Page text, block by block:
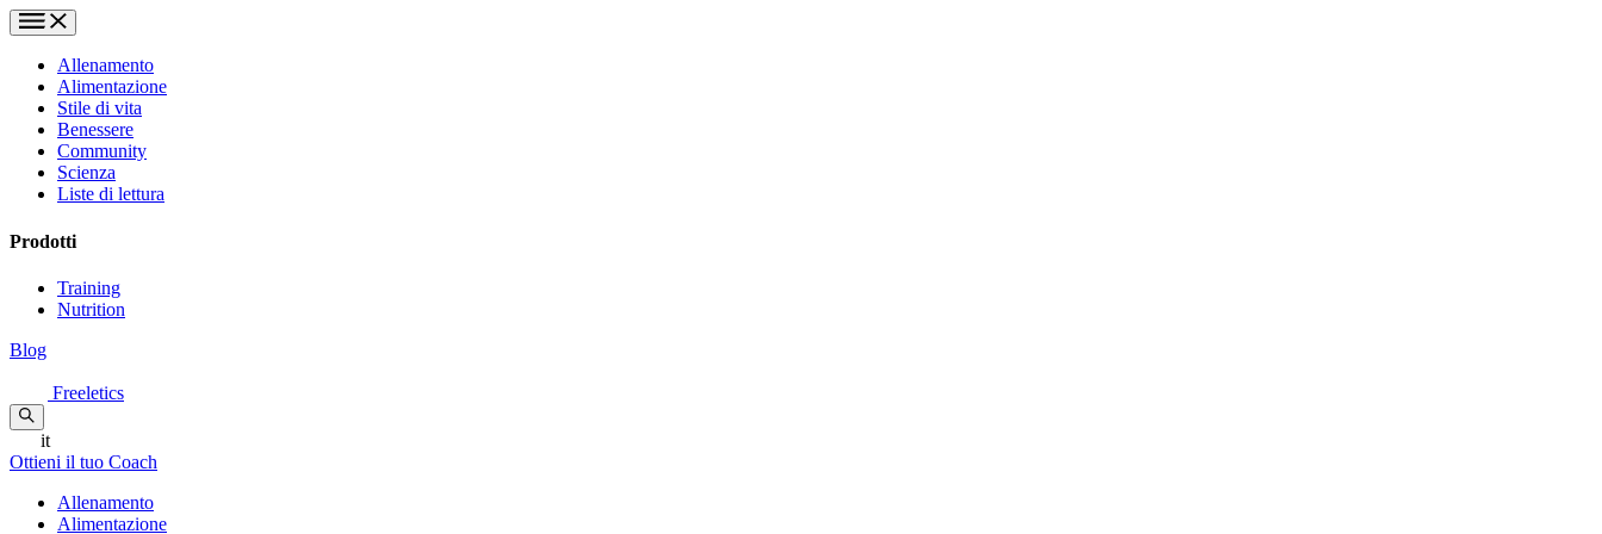
Allenamento
Alimentazione
Stile di vita
Benessere
Community
Scienza
Liste di lettura
Prodotti
Training
Nutrition
Blog
Freeletics
it
Ottieni il tuo Coach
Allenamento
Alimentazione